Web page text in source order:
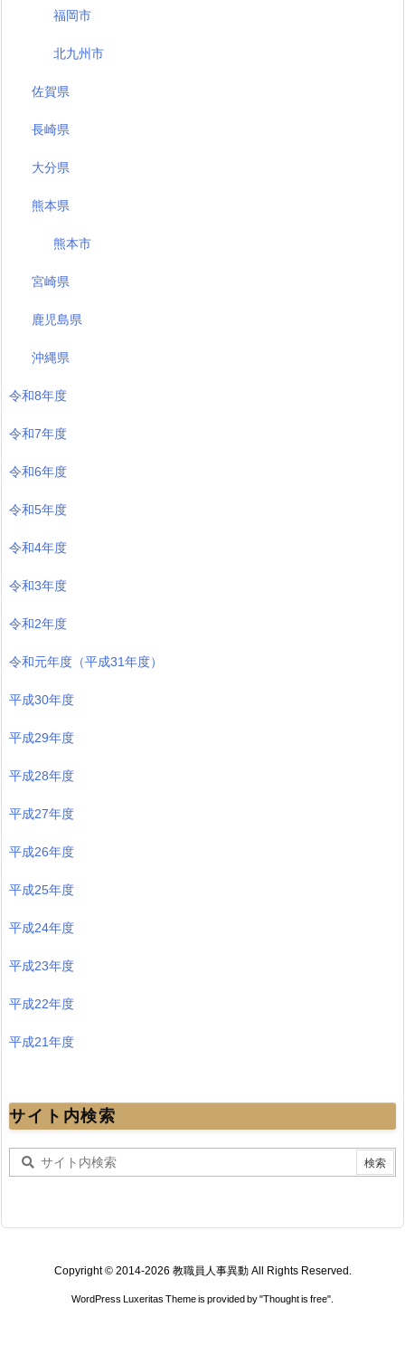
福岡市
北九州市
佐賀県
長崎県
大分県
熊本県
熊本市
宮崎県
鹿児島県
沖縄県
令和8年度
令和7年度
令和6年度
令和5年度
令和4年度
令和3年度
令和2年度
令和元年度（平成31年度）
平成30年度
平成29年度
平成28年度
平成27年度
平成26年度
平成25年度
平成24年度
平成23年度
平成22年度
平成21年度
サイト内検索
Copyright © 2014-2026 教職員人事異動All Rights Reserved.
WordPress Luxeritas Theme is provided by "Thought is free".